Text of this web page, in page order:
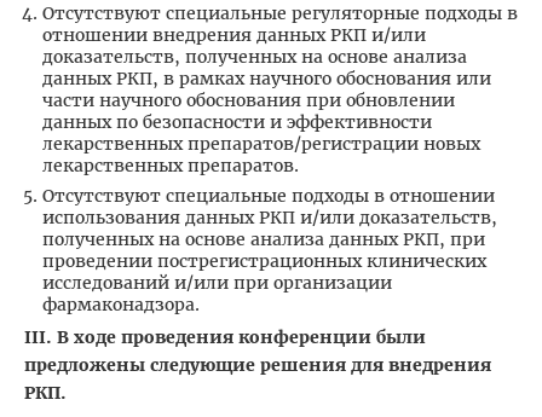
Отсутствуют специальные регуляторные подходы в
отношении внедрения данных РКП и/или
доказательств, полученных на основе анализа
данных РКП, в рамках научного обоснования или
части научного обоснования при обновлении
данных по безопасности и эффективности
лекарственных препаратов/регистрации новых
лекарственных препаратов.
Отсутствуют специальные подходы в отношении
использования данных РКП и/или доказательств,
полученных на основе анализа данных РКП, при
проведении пострегистрационных клинических
исследований и/или при организации
фармаконадзора.
III. В ходе проведения конференции были
предложены следующие решения для внедрения
РКП.